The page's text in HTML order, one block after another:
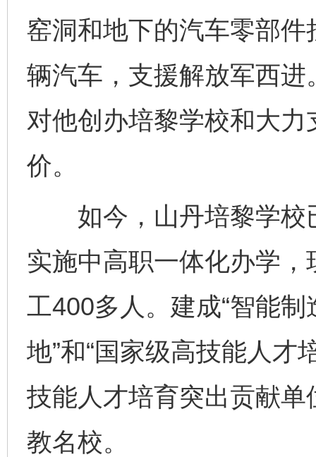
窑洞和地下的汽车零部
辆汽车，支援解放军西
对他创办培黎学校和大
价。
如今，山丹培黎学校
实施中高职一体化办学
工400多人。建成“智能
地”和“国家级高技能人才
技能人才培育突出贡献单
教名校。